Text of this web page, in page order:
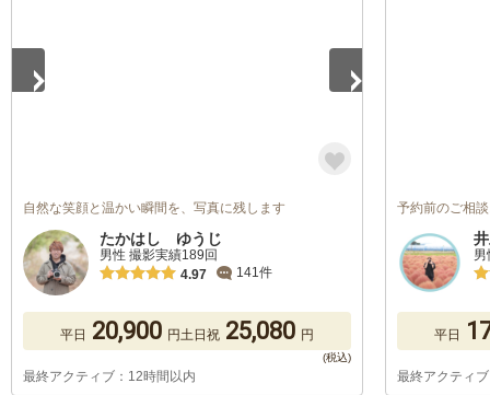
自然な笑顔と温かい瞬間を、写真に残します
たかはし ゆうじ
男性 撮影実績189回
4.97
141件
平日 20,900 円土日祝 25,080 円
最終アクティブ：12時間以内
予約前のご相
平日
最終アクティ